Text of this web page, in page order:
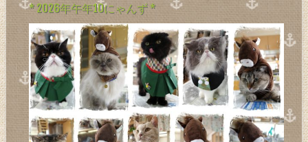
* 2026年午年10にゃんず *